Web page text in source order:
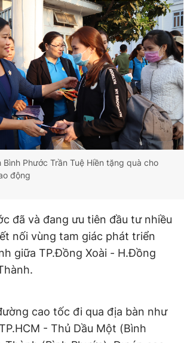
Đức Trung
số 110/GP - BTTTT cấp ngày 24.3.2020
thuộc về Báo Thanh Niên. Cấm sao
thức nếu không có sự chấp thuận bằng văn
Technologies, JSC.
Bình Phước Trần Tuệ Hiền tặng quà cho
động
đã và đang ưu tiên đầu tư nhiều
nối vùng tam giác phát triển
giữa TP.Đồng Xoài - H.Đồng
cao tốc đi qua địa bàn như
- Thủ Dầu Một (Bình